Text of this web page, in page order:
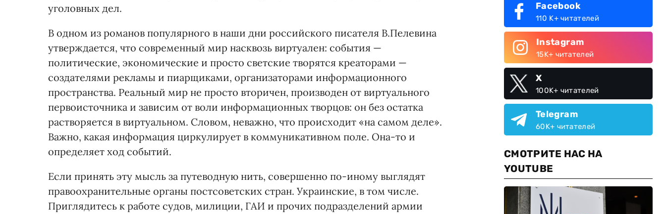
уголовных дел.
В одном из романов популярного в наши дни российского писателя В.Пелевина
утверждается, что современный мир насквозь виртуален: события —
политические, экономические и просто светские творятся креаторами —
создателями рекламы и пиарщиками, организаторами информационного
пространства. Реальный мир не просто вторичен, производен от виртуального
первоисточника и зависим от воли информационных творцов: он без остатка
растворяется в виртуальном. Словом, неважно, что происходит «на самом деле».
Важно, какая информация циркулирует в коммуникативном поле. Она-то и
определяет ход событий.
Если принять эту мысль за путеводную нить, совершенно по-иному выглядят
правоохранительные органы постсоветских стран. Украинские, в том числе.
Приглядитесь к работе судов, милиции, ГАИ и прочих подразделений армии
Facebook
110 K+ читателей
Instagram
15K+ читателей
X
100K+ читателей
Telegram
60K+ читателей
СМОТРИТЕ НАС НА
YOUTUBE